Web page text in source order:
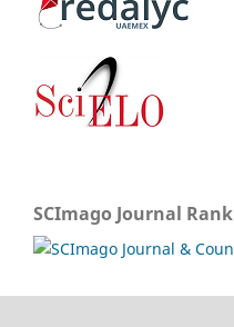
SCImago Journal Rank